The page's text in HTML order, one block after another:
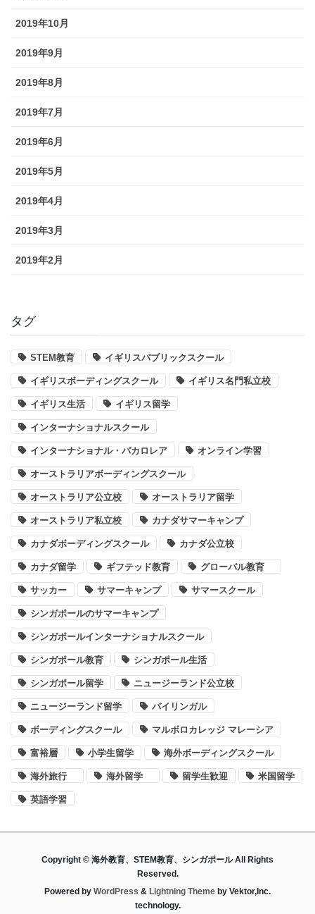
2019年10月
2019年9月
2019年8月
2019年7月
2019年6月
2019年5月
2019年4月
2019年3月
2019年2月
タグ
STEM教育 イギリスパブリックスクール
イギリスボーディングスクール イギリス名門私立校
イギリス生活 イギリス留学
インターナショナルスクール
インターナショナル・バカロレア オンライン学習
オーストラリアボーディングスクール
オーストラリア公立校 オーストラリア留学
オーストラリア私立校 カナダサマーキャンプ
カナダボーディングスクール カナダ公立校
カナダ留学 ギフテッド教育 グローバル教育
サッカー サマーキャンプ サマースクール
シンガポールのサマーキャンプ
シンガポールインターナショナルスクール
シンガポール教育 シンガポール生活
シンガポール留学 ニュージーランド公立校
ニュージーランド留学 バイリンガル
ボーディングスクール マルボロカレッジ マレーシア
富裕層 小学生留学 海外ボーディングスクール
海外旅行 海外留学 留学生歓迎 米国留学
英語学習
Copyright © 海外教育、STEM教育、シンガポール All Rights
Reserved.
Powered by WordPress & Lightning Theme by Vektor,Inc.
technology.